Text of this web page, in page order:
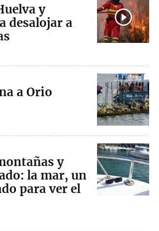
y
desalojar a
a Orio
y
la mar, un
para ver el